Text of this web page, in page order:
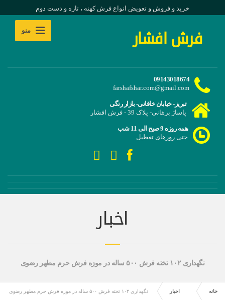
خرید و فروش و تعویض انواع فرش کهنه ، تازه و دست دوم
فرش افشار منو
09143018674
farshafshar.com@gmail.com
تبریز- خیابان خاقانی- بازار رنگی
پاساژ برهانی- پلاک 39 - فرش افشار
همه روزه 9 صبح الی 11 شب
حتی روزهای تعطیل
اخبار
نگهداری ۱۰۲ تخته فرش ۵۰۰ ساله در موزه فرش حرم مطهر رضوی
خانه اخبار نگهداری ۱۰۲ تخته فرش ۵۰۰ ساله در موزه فرش حرم مطهر رضوی